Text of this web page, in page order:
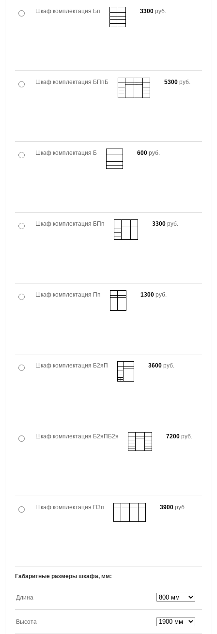
Шкаф комплектация Бп 3300 руб.
Шкаф комплектация БПпБ 5300 руб.
Шкаф комплектация Б 600 руб.
Шкаф комплектация БПп 3300 руб.
Шкаф комплектация Пп 1300 руб.
Шкаф комплектация Б2яП 3600 руб.
Шкаф комплектация Б2яПБ2я 7200 руб.
Шкаф комплектация П3п 3900 руб.
Габаритные размеры шкафа, мм:
Длина
Высота